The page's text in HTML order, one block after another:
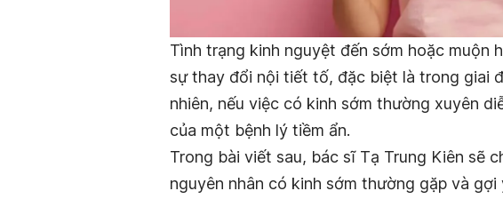
Tình trạng kinh nguyệt đến sớm hoặc muộn
sự thay đổi nội tiết tố, đặc biệt là trong giai
nhiên, nếu việc có kinh sớm thường xuyên
của một bệnh lý tiềm ẩn.
Trong bài viết sau, bác sĩ Tạ Trung Kiên sẽ
nguyên nhân có kinh sớm thường gặp và